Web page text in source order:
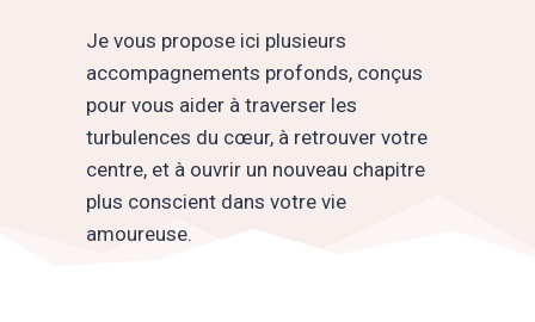
Je vous propose ici plusieurs
accompagnements profonds, conçus
pour vous aider à traverser les
turbulences du cœur, à retrouver votre
centre, et à ouvrir un nouveau chapitre
plus conscient dans votre vie
amoureuse.